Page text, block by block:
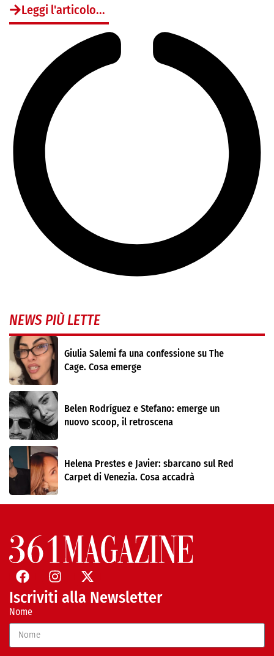
Leggi l'articolo...
NEWS PIÙ LETTE
Giulia Salemi fa una confessione su The
Cage. Cosa emerge
Belen Rodríguez e Stefano: emerge un
nuovo scoop, il retroscena
Helena Prestes e Javier: sbarcano sul Red
Carpet di Venezia. Cosa accadrà
Iscriviti alla Newsletter
Nome